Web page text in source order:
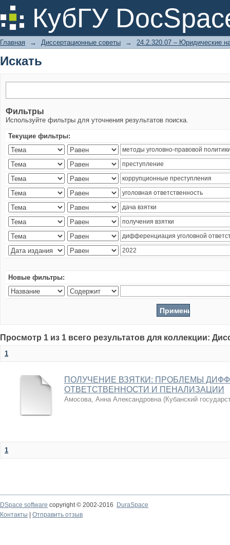
КубГУ
Искать
Главная → Диссертационные советы → 24.2.320.07 – Юридические
Искать
Фильтры
Используйте фильтры для уточнения результатов поиска.
Текущие фильтры:
Новые фильтры:
Просмотр 1 из 1 всего результатов для коллекции:
1
ПОЛУЧЕНИЕ ВЗЯТКИ: ПРОБЛЕМЫ
ОТВЕТСТВЕННОСТИ И ПЕНАЛИЗАЦИИ
Амосова, Анна Александровна (Кубанский
1
DSpace software copyright © 2002-2016
DuraSpace
Контакты
Отправить отзыв